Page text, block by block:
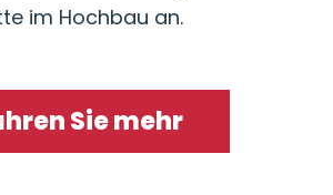
im Hochbau an.
Sie mehr